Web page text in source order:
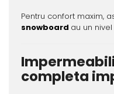
Pentru confort maxim,
snowboard au un
completa